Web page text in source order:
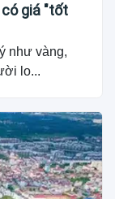
có giá "tốt
như vàng,
lo...